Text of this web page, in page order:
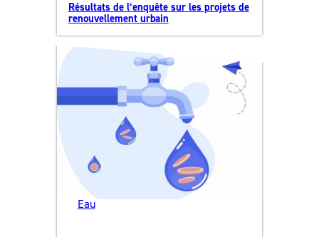
Résultats de l’enquête sur les projets de
renouvellement urbain
Eau